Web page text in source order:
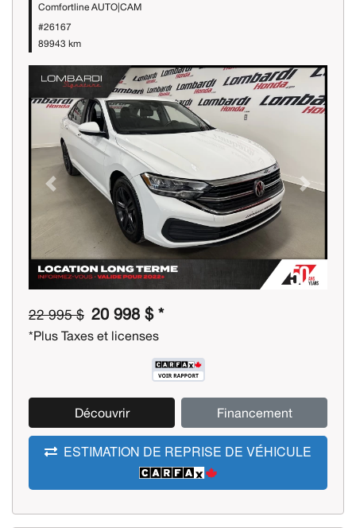
Comfortline AUTO|CAM
#26167
89943 km
Previous Next
22 995 $ 20 998 $ *
*Plus Taxes et licenses
Découvrir Financement
ESTIMATION DE REPRISE DE VÉHICULE